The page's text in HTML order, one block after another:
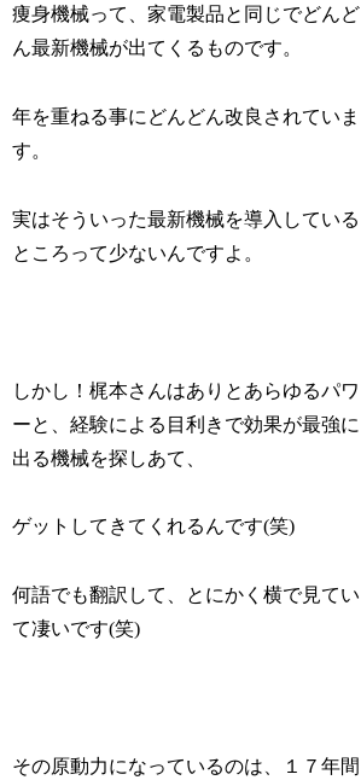
痩身機械って、家電製品と同じでどんど
ん最新機械が出てくるものです。
年を重ねる事にどんどん改良されていま
す。
実はそういった最新機械を導入している
ところって少ないんですよ。
しかし！梶本さんはありとあらゆるパワ
ーと、経験による目利きで効果が最強に
出る機械を探しあて、
ゲットしてきてくれるんです(笑)
何語でも翻訳して、とにかく横で見てい
て凄いです(笑)
その原動力になっているのは、１７年間